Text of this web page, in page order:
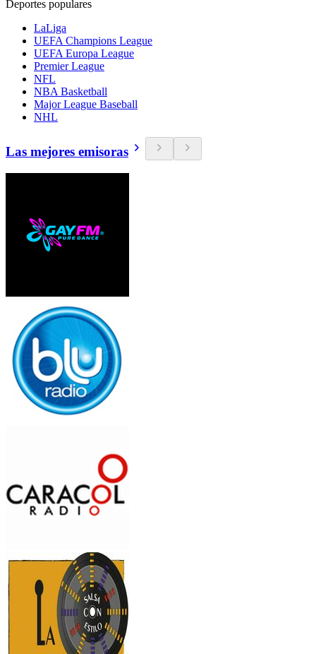
Deportes populares
LaLiga
UEFA Champions League
UEFA Europa League
Premier League
NFL
NBA Basketball
Major League Baseball
NHL
Las mejores emisoras